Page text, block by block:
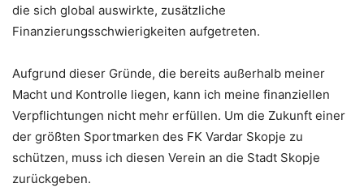
die sich global auswirkte, zusätzliche
Finanzierungsschwierigkeiten aufgetreten.
Aufgrund dieser Gründe, die bereits außerhalb meiner
Macht und Kontrolle liegen, kann ich meine finanziellen
Verpflichtungen nicht mehr erfüllen. Um die Zukunft einer
der größten Sportmarken des FK Vardar Skopje zu
schützen, muss ich diesen Verein an die Stadt Skopje
zurückgeben.